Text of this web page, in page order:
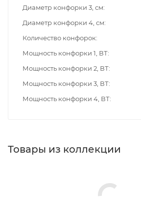
Диаметр конфорки 3, см
Диаметр конфорки 4, см
Количество конфорок
Мощность конфорки 1, ВТ
Мощность конфорки 2, ВТ
Мощность конфорки 3, ВТ
Мощность конфорки 4, ВТ
Товары из коллекции